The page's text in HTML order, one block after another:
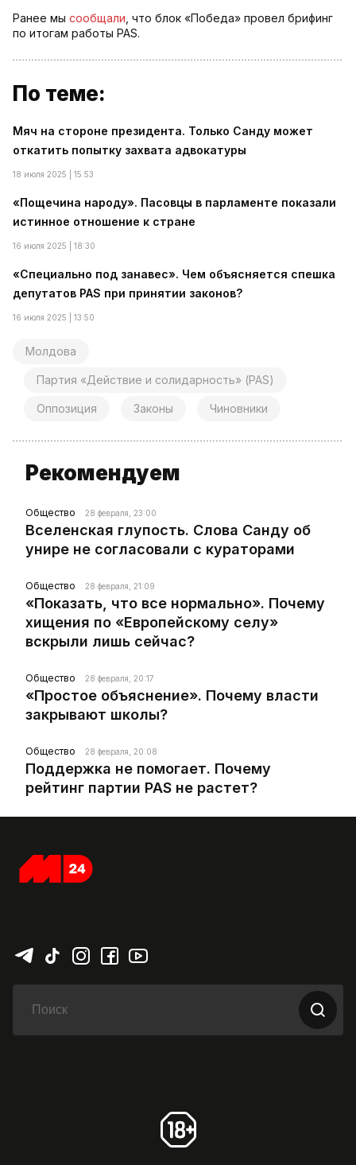
Ранее мы сообщали , что блок «Победа» провел брифинг
по итогам работы PAS.
По теме:
Мяч на стороне президента. Только Санду может
откатить попытку захвата адвокатуры
18 июля 2025 | 15:53
«Пощечина народу». Пасовцы в парламенте показали
истинное отношение к стране
16 июля 2025 | 18:30
«Специально под занавес». Чем объясняется спешка
депутатов PAS при принятии законов?
16 июля 2025 | 13:50
Молдова
Партия «Действие и солидарность» (PAS)
Оппозиция Законы Чиновники
Рекомендуем
Общество 28 февраля, 23:00
Вселенская глупость. Слова Санду об
унире не согласовали с кураторами
Общество 28 февраля, 21:09
«Показать, что все нормально». Почему
хищения по «Европейскому селу»
вскрыли лишь сейчас?
Общество 28 февраля, 20:17
«Простое объяснение». Почему власти
закрывают школы?
Общество 28 февраля, 20:08
Поддержка не помогает. Почему
рейтинг партии PAS не растет?